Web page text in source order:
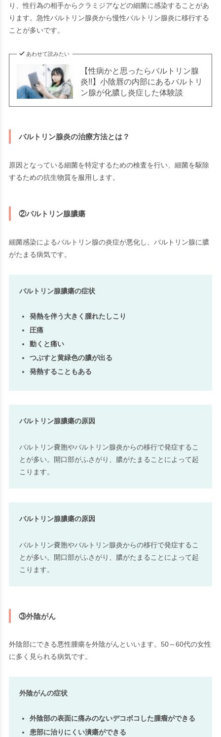
り、性行為の相手からクラミジアなどの細菌に感染することがあ
ります。急性バルトリン腺炎から慢性バルトリン腺炎に移行する
ことが多いです。
あわせて読みたい
【性病かと思ったらバルトリン腺
炎!!】小陰唇の内部にあるバルトリ
ン腺が化膿し炎症した体験談
バルトリン腺炎の治療方法とは？
原因となっている細菌を特定するための検査を行い、細菌を駆除
するための抗生物質を服用します。
②バルトリン腺膿瘍
細菌感染によるバルトリン腺の炎症が悪化し、バルトリン腺に膿
がたまる病気です。
バルトリン腺膿瘍の症状
発熱を伴う大きく腫れたしこり
圧痛
動くと痛い
つぶすと黄緑色の膿が出る
発熱することもある
バルトリン腺膿瘍の原因
バルトリン嚢胞やバルトリン腺炎からの移行で発症するこ
とが多い。開口部がふさがり、膿がたまることによって起
こります。
バルトリン腺膿瘍の原因
バルトリン嚢胞やバルトリン腺炎からの移行で発症するこ
とが多い。開口部がふさがり、膿がたまることによって起
こります。
③外陰がん
外陰部にできる悪性腫瘍を外陰がんといいます。50～60代の女性
に多く見られる病気です。
外陰がんの症状
外陰部の表面に痛みのないデコボコした腫瘤ができる
患部に治りにくい潰瘍ができる